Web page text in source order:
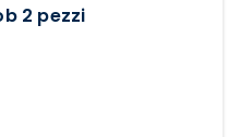
2 pezzi